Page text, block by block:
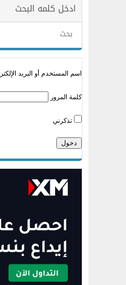
ادخل كلمه البحث
اسم المستخدم أو البريد
كلمة المرور
تذكرني